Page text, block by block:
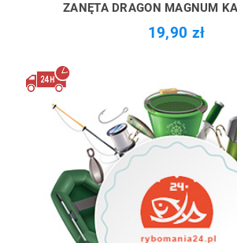
ZANĘTA DRAGON MAGNUM
19,90 zł